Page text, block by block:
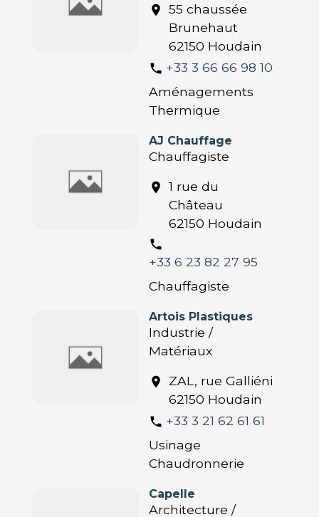
location_on 55 chaussée
Brunehaut
62150 Houdain
phone +33 3 66 66 98 10
Aménagements
Thermique
AJ Chauffage
Chauffagiste
location_on 1 rue du
Château
62150 Houdain
phone
+33 6 23 82 27 95
Chauffagiste
Artois Plastiques
Industrie /
Matériaux
location_on
ZAL, rue Galliéni
62150 Houdain
phone +33 3 21 62 61 61
Usinage
Chaudronnerie
Capelle
Architecture /